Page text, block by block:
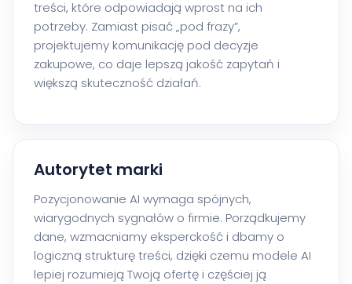
treści, które odpowiadają wprost na ich
potrzeby. Zamiast pisać „pod frazy”,
projektujemy komunikację pod decyzje
zakupowe, co daje lepszą jakość zapytań i
większą skuteczność działań.
Autorytet marki
Pozycjonowanie AI wymaga spójnych,
wiarygodnych sygnałów o firmie. Porządkujemy
dane, wzmacniamy eksperckość i dbamy o
logiczną strukturę treści, dzięki czemu modele AI
lepiej rozumieją Twoją ofertę i częściej ją